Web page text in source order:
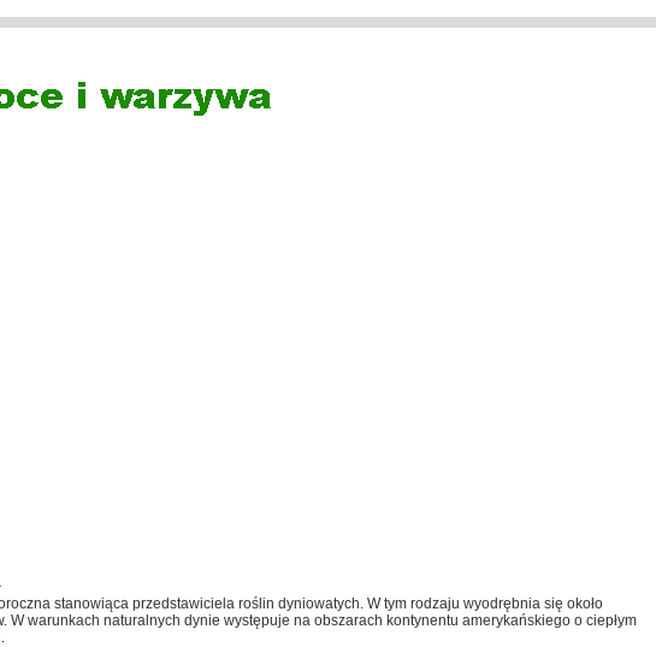
stanowiąca przedstawiciela roślin dyniowatych. W tym rodzaju wyodrębnia się około
W warunkach naturalnych dynie występuje na obszarach kontynentu amerykańskiego o ciepłym